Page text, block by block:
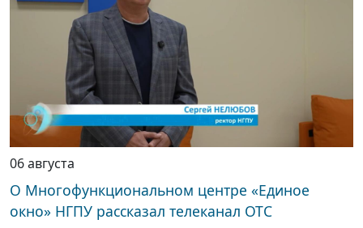
06 августа
О Многофункциональном центре «Единое
окно» НГПУ рассказал телеканал ОТС